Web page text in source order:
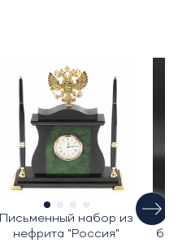
Письменный набор из
нефрита "Россия"